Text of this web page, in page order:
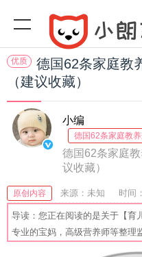
优质
德国62条家庭教
（建议收藏）
小编
德国62条家庭教
德国62条家庭
议收藏）
原创内容 来源：未知 时间
藏：46 分享：50 爆
导读：您正在阅读的是关于【育
专业的宝妈，高级营养师等整理